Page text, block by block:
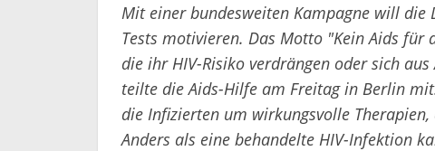
Mit einer bundesweiten Kampagne will die
Tests motivieren. Das Motto "Kein Aids für
die ihr HIV-Risiko verdrängen oder sich
teilte die Aids-Hilfe am Freitag in Berlin
die Infizierten um wirkungsvolle
Anders als eine behandelte HIV-Infektion